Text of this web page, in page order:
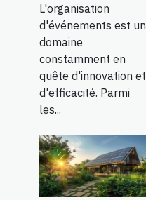
L'organisation
d'événements est un
domaine
constamment en
quête d'innovation et
d'efficacité. Parmi
les...